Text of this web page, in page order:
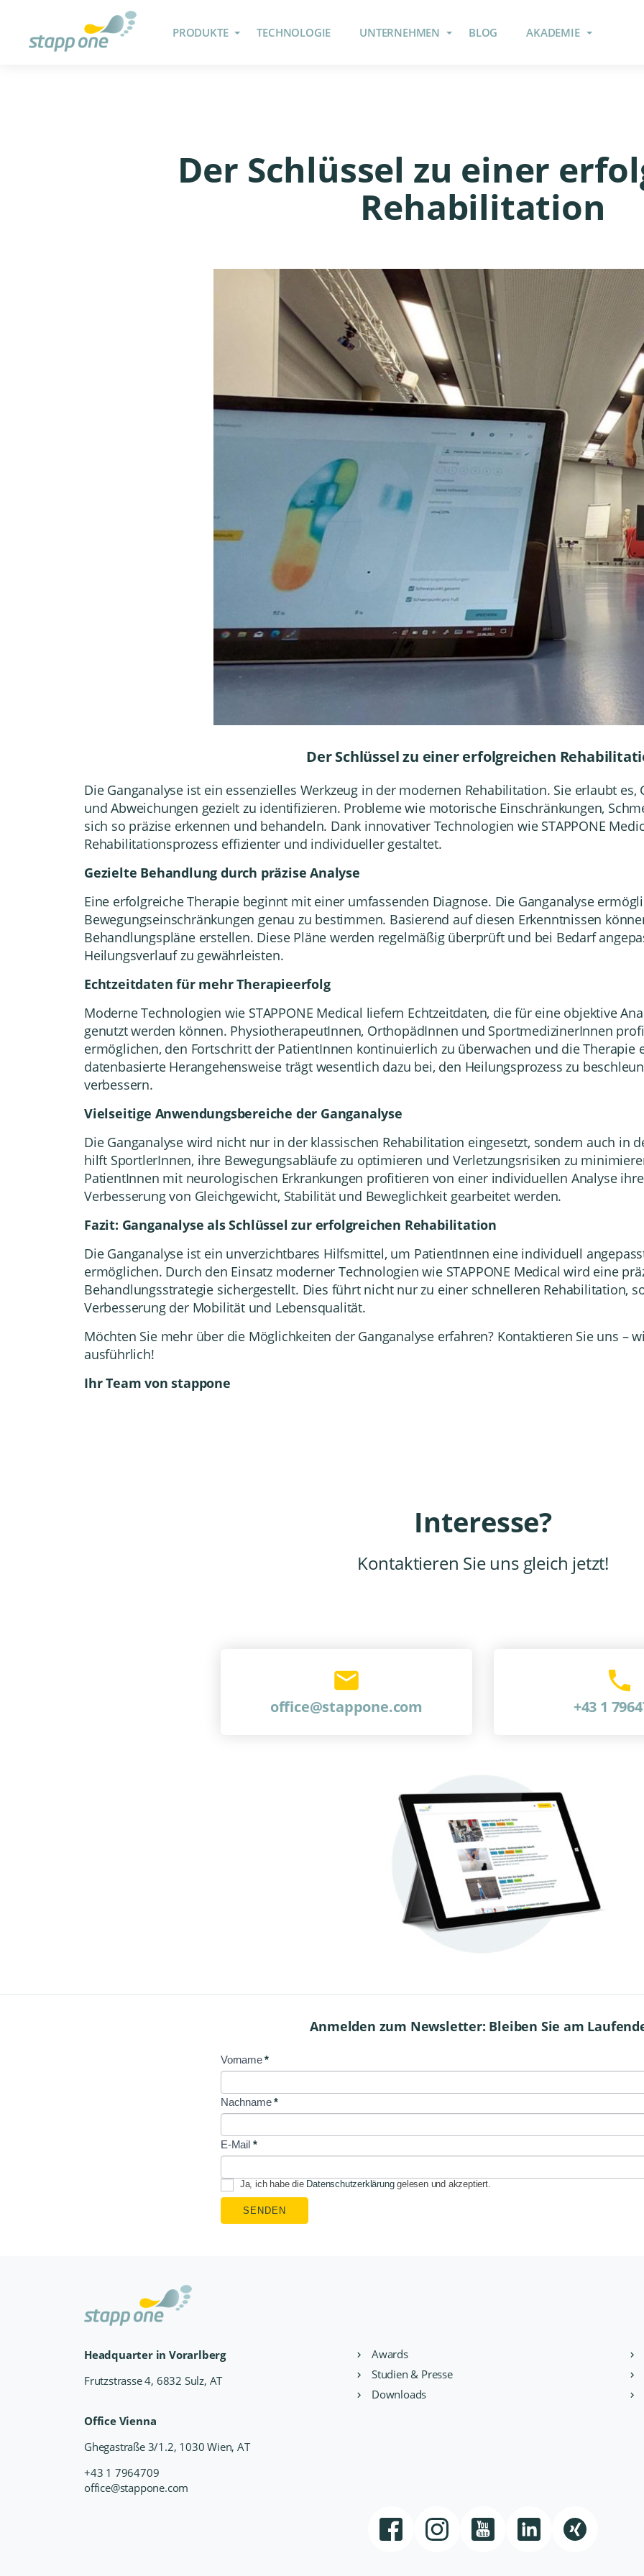
PRODUKTE TECHNOLOGIE UNTERNEHMEN BLOG AKADEMIE
Der Schlüssel zu einer
Rehabilitation
Der Schlüssel zu einer erfolgreichen
Die Ganganalyse ist ein essenzielles Werkzeug in der modernen Rehabilitation. Sie erlaubt
und Abweichungen gezielt zu identifizieren. Probleme wie motorische Einschränkungen,
sich so präzise erkennen und behandeln. Dank innovativer Technologien wie STAPPONE
Rehabilitationsprozess effizienter und individueller gestaltet.
Gezielte Behandlung durch präzise Analyse
Eine erfolgreiche Therapie beginnt mit einer umfassenden Diagnose. Die Ganganalyse
Bewegungseinschränkungen genau zu bestimmen. Basierend auf diesen Erkenntnissen
Behandlungspläne erstellen. Diese Pläne werden regelmäßig überprüft und bei Bedarf
Heilungsverlauf zu gewährleisten.
Echtzeitdaten für mehr Therapieerfolg
Moderne Technologien wie STAPPONE Medical liefern Echtzeitdaten, die für eine objektive
genutzt werden können. PhysiotherapeutInnen, OrthopädInnen und SportmedizinerInnen
ermöglichen, den Fortschritt der PatientInnen kontinuierlich zu überwachen und die Therapie
datenbasierte Herangehensweise trägt wesentlich dazu bei, den Heilungsprozess zu
verbessern.
Vielseitige Anwendungsbereiche der Ganganalyse
Die Ganganalyse wird nicht nur in der klassischen Rehabilitation eingesetzt, sondern auch in
hilft SportlerInnen, ihre Bewegungsabläufe zu optimieren und Verletzungsrisiken zu
PatientInnen mit neurologischen Erkrankungen profitieren von einer individuellen Analyse
Verbesserung von Gleichgewicht, Stabilität und Beweglichkeit gearbeitet werden.
Fazit: Ganganalyse als Schlüssel zur erfolgreichen Rehabilitation
Die Ganganalyse ist ein unverzichtbares Hilfsmittel, um PatientInnen eine individuell
ermöglichen. Durch den Einsatz moderner Technologien wie STAPPONE Medical wird eine
Behandlungsstrategie sichergestellt. Dies führt nicht nur zu einer schnelleren Rehabilitation,
Verbesserung der Mobilität und Lebensqualität.
Möchten Sie mehr über die Möglichkeiten der Ganganalyse erfahren? Kontaktieren Sie uns –
ausführlich!
Ihr Team von stappone
Interesse?
Kontaktieren Sie uns gleich jetzt!
office@stappone.com +43 1
Anmelden zum Newsletter: Bleiben Sie am
NL
Signup
Vorname*
Nachname*
E-Mail *
Ja, ich habe die Datenschutzerklärunggelesen und akzeptiert.
SENDEN
Headquarter in Vorarlberg
Frutzstrasse 4, 6832 Sulz, AT
Office Vienna
Ghegastraße 3/1.2, 1030 Wien, AT
+43 1 7964709
office@stappone.com
Awards
Studien & Presse
Downloads